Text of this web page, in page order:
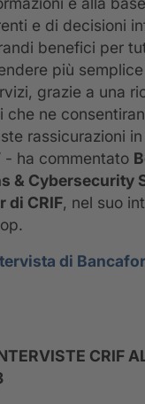
e di decisioni
benefici per
più
grazie a una
ne
rassicurazioni
- ha commentato
& Cybersecurity
di CRIF, nel suo
di
CRIF